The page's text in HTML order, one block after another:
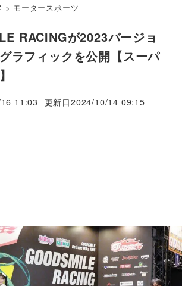
> モータースポーツ
RACINGが2023バージョ
ラフィックを公開【スーパ
11:03 更新日2024/10/14 09:15